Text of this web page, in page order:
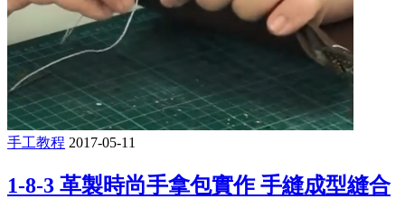
手工教程 2017-05-11
1-8-3 革製時尚手拿包實作 手縫成型縫合